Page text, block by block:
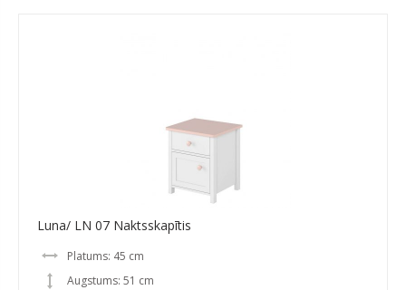
Luna/ LN 07 Naktsskapītis
Platums: 45 cm
Augstums: 51 cm